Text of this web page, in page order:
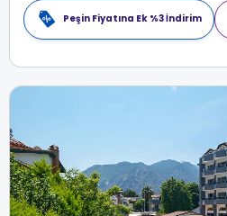
Peşin Fiyatına Ek %3 İndirim